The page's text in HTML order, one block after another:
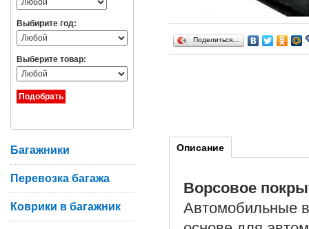
Поделиться…
Описание
Ворсовое
Автомобильные
Выбирите год:
Выберите товар:
Багажники
Перевозка багажа
Коврики в багажник